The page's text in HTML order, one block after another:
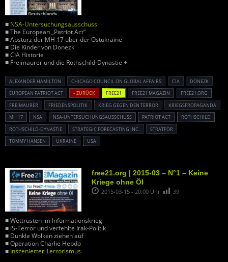
■ NSA-Untersuchungsausschuss
■ The European „Patriot Act“
■ Absturz der MH 17 über der Ostukraine
■ Die Kinder von Donezk
■ CIA Historie
■ Freimaurer und die Rothschild-Dynastie +
ALEXANDER HAMILTON CHICAGO COUNCIL ON GLOBAL AFFAIRS CIA
DONEZK
EUROPEAN PATRIOT ACT
« ZURÜCK FREE21 FREE21 MAGAZIN
FREE21.ORG
FREIMAURER
FRIEDENSPOLITIK KRIEG GEGEN DEN TERROR
KRIEGSPROPAGANDA
MH 17
NSA NSA-UNTERSUCHUNGSAUSSCHUSS PATRIOT ACT
ROTHSCHILD
ROTHSCHILD-DYNASTIE
STRATEGIC FORECASTING INC.
STRATFOR
TOMMY HANSEN
UKRAINE USA
free21.org | 2015-03 – N°1 – Keine
Kriege ohne Öl
2015-03-15 - 20:00 Uhr 39
■ Wettrüsten im Informationskrieg
■ IS-Terror und verfehlte Irak-Politik
■ Dunkle Wolken ziehen auf
■ Operation Charlie Hebdo
■ Inszenierter Terrorismus